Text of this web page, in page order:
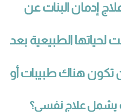
إدمان البنات عن
الطبيعية بعد
هناك طبيبات أو
يشمل علاج نفسي؟